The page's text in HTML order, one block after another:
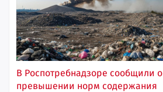
В Роспотребнадзоре сообщили о
превышении норм содержания